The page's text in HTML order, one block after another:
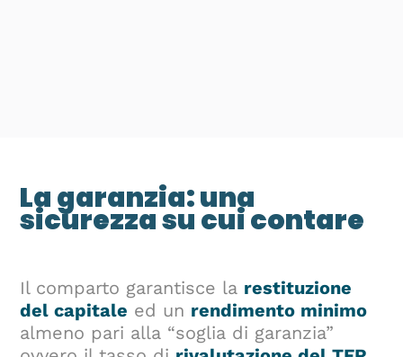
La garanzia: una
sicurezza su cui contare
Il comparto garantisce la restituzione
del capitale ed un rendimento minimo
almeno pari alla “soglia di garanzia”